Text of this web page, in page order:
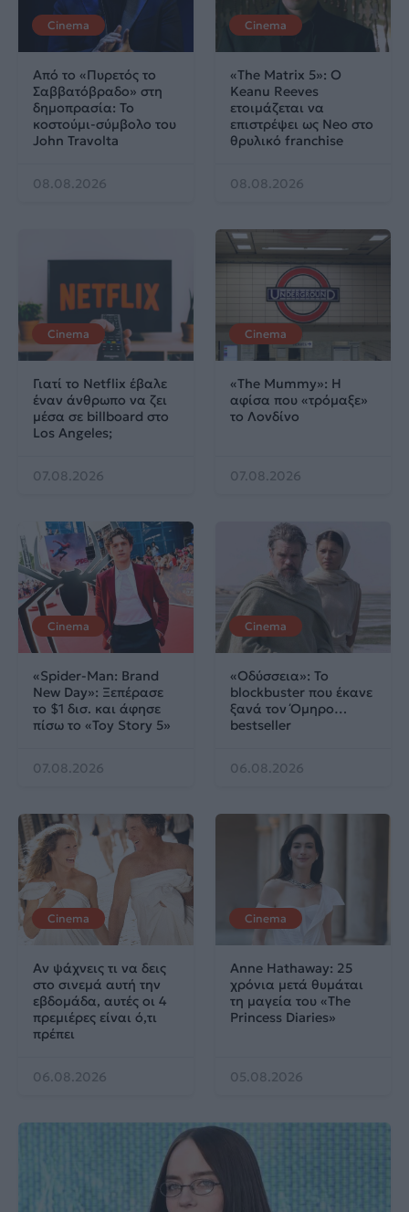
Cinema
Από το «Πυρετός το
Σαββατόβραδο» στη
δημοπρασία: Το
κοστούμι-σύμβολο του
John Travolta
08.08.2026
Cinema
«The Matrix 5»: Ο
Keanu Reeves
ετοιμάζεται να
επιστρέψει ως Neo στο
θρυλικό franchise
08.08.2026
Cinema
Γιατί το Netflix έβαλε
έναν άνθρωπο να ζει
μέσα σε billboard στο
Los Angeles;
07.08.2026
Cinema
«The Mummy»: Η
αφίσα που «τρόμαξε»
το Λονδίνο
07.08.2026
Cinema
«Spider-Man: Brand
New Day»: Ξεπέρασε
το $1 δισ. και άφησε
πίσω το «Toy Story 5»
07.08.2026
Cinema
«Οδύσσεια»: Το
blockbuster που έκανε
ξανά τον Όμηρο…
bestseller
06.08.2026
Cinema
Αν ψάχνεις τι να δεις
στο σινεμά αυτή την
εβδομάδα, αυτές οι 4
πρεμιέρες είναι ό,τι
πρέπει
06.08.2026
Cinema
Anne Hathaway: 25
χρόνια μετά θυμάται
τη μαγεία του «The
Princess Diaries»
05.08.2026